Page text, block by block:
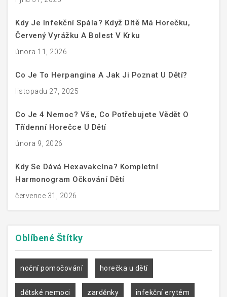
Kdy Je Infekční Spála? Když Dítě Má Horečku,
Červený Vyrážku A Bolest V Krku
února 11, 2026
Co Je To Herpangina A Jak Ji Poznat U Dětí?
listopadu 27, 2025
Co Je 4 Nemoc? Vše, Co Potřebujete Vědět O
Třídenní Horečce U Dětí
února 9, 2026
Kdy Se Dává Hexavakcína? Kompletní
Harmonogram Očkování Dětí
července 31, 2026
Oblíbené Štítky
noční pomočování horečka u dětí
dětské nemoci zarděnky infekční erytém